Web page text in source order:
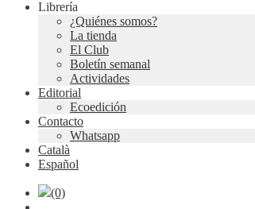
Librería
¿Quiénes somos?
La tienda
El Club
Boletín semanal
Actividades
Editorial
Ecoedición
Contacto
Whatsapp
Català
Español
(0)